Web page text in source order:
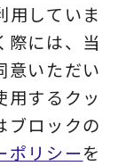
ネス用
役立つコ
用していま
際には、当
意いただい
用するクッ
ブロックの
ポリシーを